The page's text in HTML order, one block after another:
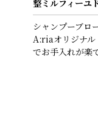
整ミルフィーユ
シャンプーブロ
A:riaオリジナル
でお手入れが楽